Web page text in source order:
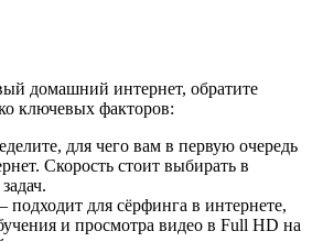
домашний интернет, обратите
ключевых факторов:
для чего вам в первую очередь
Скорость стоит выбирать в
– подходит для сёрфинга в интернете,
и просмотра видео в Full HD на